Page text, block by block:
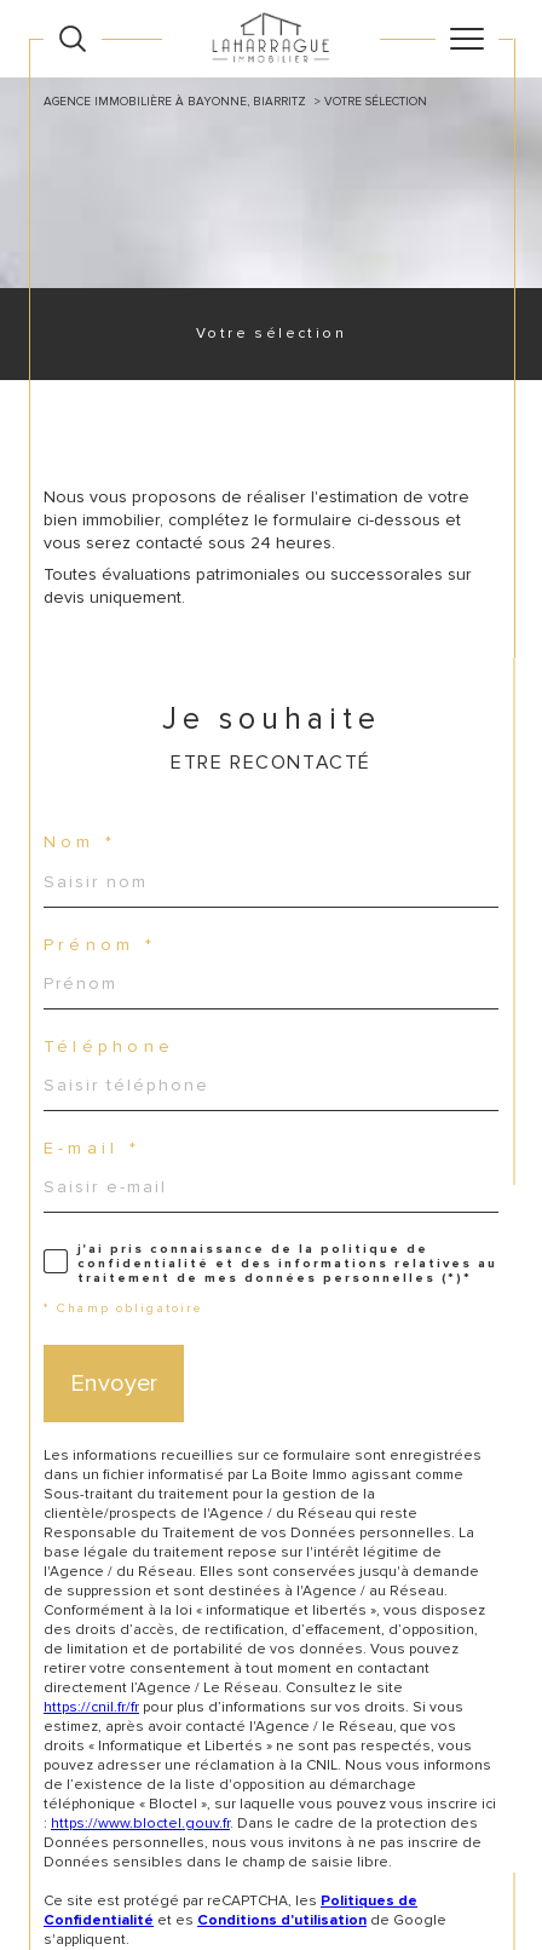
AGENCE IMMOBILIÈRE À BAYONNE, BIARRITZ VOTRE SÉLECTION
Votre sélection
Nous vous proposons de réaliser l'estimation de votre
bien immobilier, complétez le formulaire ci-dessous et
vous serez contacté sous 24 heures.
Toutes évaluations patrimoniales ou successorales sur
devis uniquement.
Je souhaite
ETRE RECONTACTÉ
Nom *
Prénom *
Téléphone
E-mail *
j'ai pris connaissance de la politique de
confidentialité et des informations relatives au
traitement de mes données personnelles (*)*
* Champ obligatoire
Envoyer
Les informations recueillies sur ce formulaire sont enregistrées
dans un fichier informatisé par La Boite Immo agissant comme
Sous-traitant du traitement pour la gestion de la
clientèle/prospects de l'Agence / du Réseau qui reste
Responsable du Traitement de vos Données personnelles. La
base légale du traitement repose sur l'intérêt légitime de
l'Agence / du Réseau. Elles sont conservées jusqu'à demande
de suppression et sont destinées à l'Agence / au Réseau.
Conformément à la loi « informatique et libertés », vous disposez
des droits d’accès, de rectification, d’effacement, d’opposition,
de limitation et de portabilité de vos données. Vous pouvez
retirer votre consentement à tout moment en contactant
directement l’Agence / Le Réseau. Consultez le site
https://cnil.fr/fr pour plus d’informations sur vos droits. Si vous
estimez, après avoir contacté l'Agence / le Réseau, que vos
droits « Informatique et Libertés » ne sont pas respectés, vous
pouvez adresser une réclamation à la CNIL. Nous vous informons
de l’existence de la liste d'opposition au démarchage
téléphonique « Bloctel », sur laquelle vous pouvez vous inscrire ici
: https://www.bloctel.gouv.fr. Dans le cadre de la protection des
Données personnelles, nous vous invitons à ne pas inscrire de
Données sensibles dans le champ de saisie libre.
Ce site est protégé par reCAPTCHA, les Politiques de
Confidentialité et es Conditions d'utilisation de Google
s'appliquent.